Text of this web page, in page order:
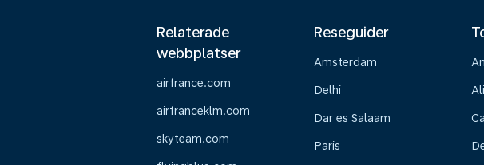
Relaterade
webbplatser
airfrance.com
airfranceklm.com
skyteam.com
Reseguider
Amsterdam
Delhi
Dar es Salaam
Paris